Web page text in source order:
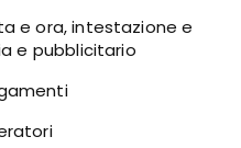
e ora, intestazione e
e pubblicitario